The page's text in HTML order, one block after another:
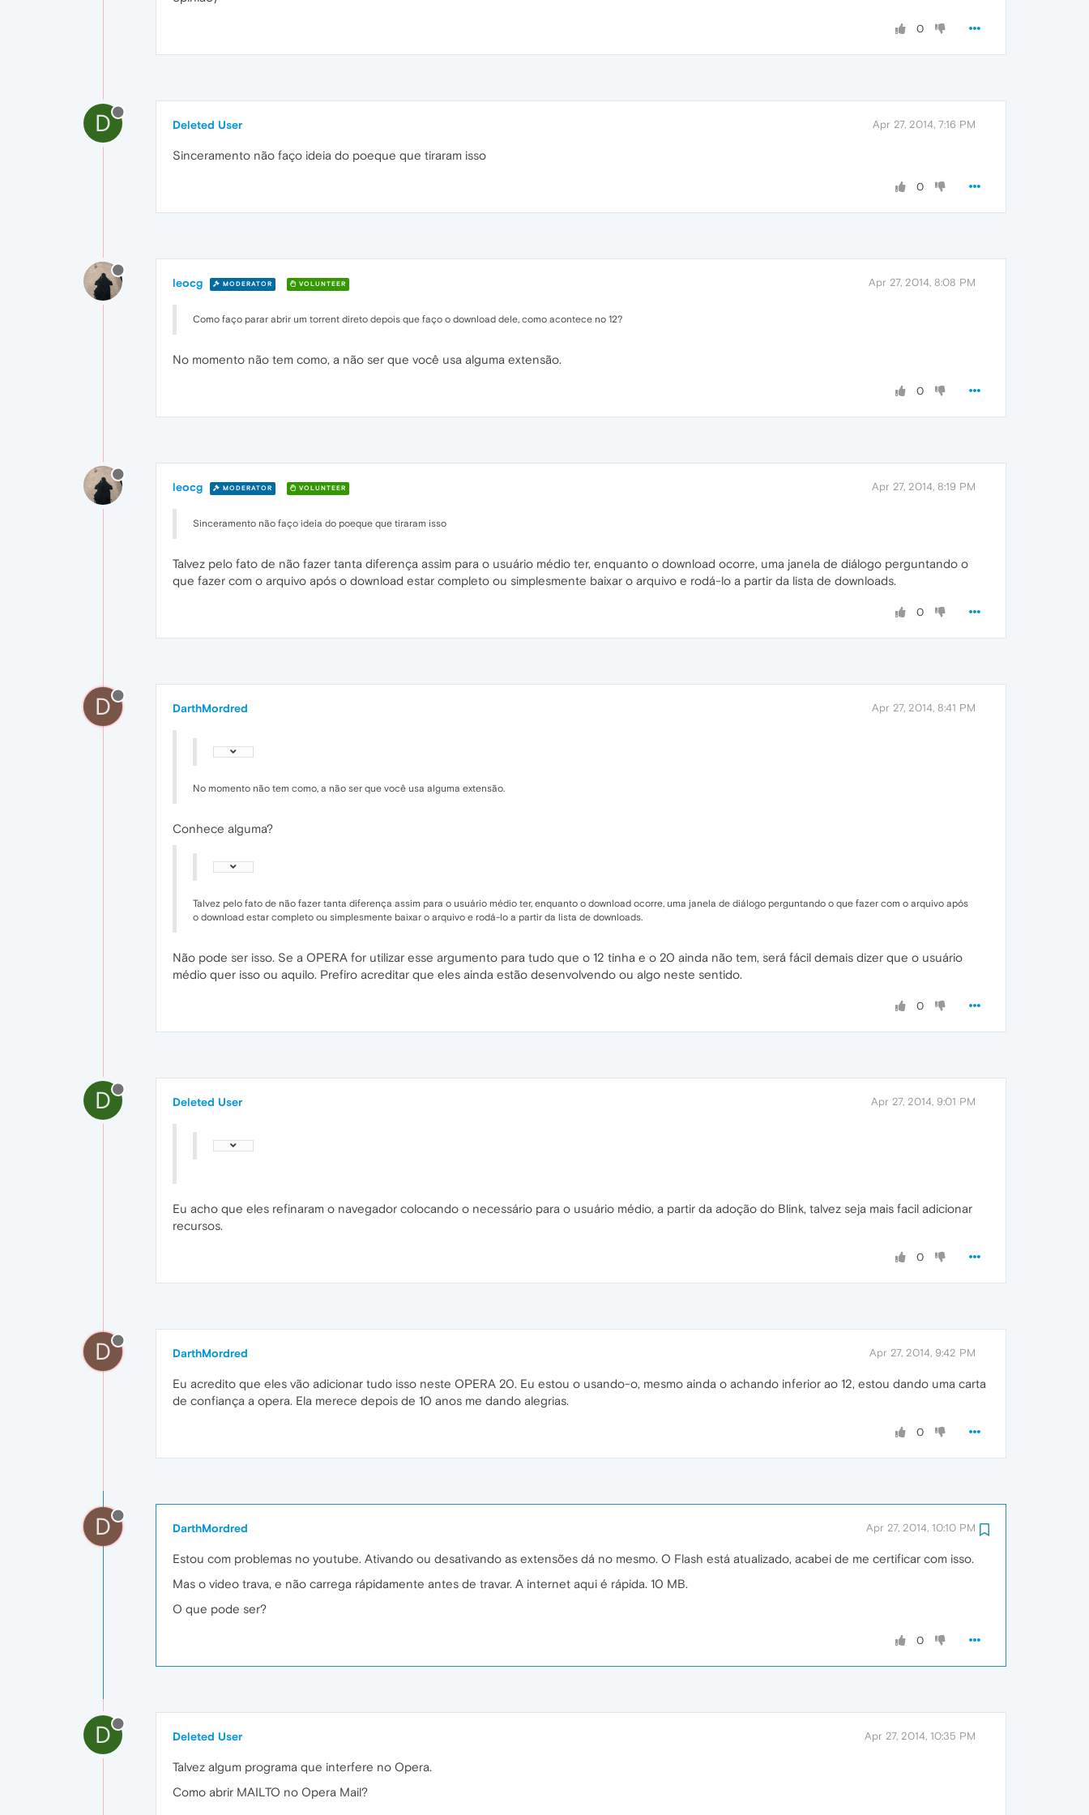
0
D Deleted User Apr 27, 2014, 7:16 PM
Sinceramento não faço ideia do poeque que tiraram isso
0
leocg MODERATOR VOLUNTEER Apr 27, 2014, 8:08 PM
Como faço parar abrir um torrent direto depois que faço o download dele, como acontece no 12?
No momento não tem como, a não ser que você usa alguma extensão.
0
leocg MODERATOR VOLUNTEER Apr 27, 2014, 8:19 PM
Sinceramento não faço ideia do poeque que tiraram isso
Talvez pelo fato de não fazer tanta diferença assim para o usuário médio ter, enquanto o download ocorre, uma janela de diálogo perguntando o
que fazer com o arquivo após o download estar completo ou simplesmente baixar o arquivo e rodá-lo a partir da lista de downloads.
0
D DarthMordred Apr 27, 2014, 8:41 PM
No momento não tem como, a não ser que você usa alguma extensão.
Conhece alguma?
Talvez pelo fato de não fazer tanta diferença assim para o usuário médio ter, enquanto o download ocorre, uma janela de diálogo perguntando o que fazer com o arquivo após
o download estar completo ou simplesmente baixar o arquivo e rodá-lo a partir da lista de downloads.
Não pode ser isso. Se a OPERA for utilizar esse argumento para tudo que o 12 tinha e o 20 ainda não tem, será fácil demais dizer que o usuário
médio quer isso ou aquilo. Prefiro acreditar que eles ainda estão desenvolvendo ou algo neste sentido.
0
D Deleted User Apr 27, 2014, 9:01 PM
Eu acho que eles refinaram o navegador colocando o necessário para o usuário médio, a partir da adoção do Blink, talvez seja mais facil adicionar
recursos.
0
D DarthMordred Apr 27, 2014, 9:42 PM
Eu acredito que eles vão adicionar tudo isso neste OPERA 20. Eu estou o usando-o, mesmo ainda o achando inferior ao 12, estou dando uma carta
de confiança a opera. Ela merece depois de 10 anos me dando alegrias.
0
D DarthMordred Apr 27, 2014, 10:10 PM
Estou com problemas no youtube. Ativando ou desativando as extensões dá no mesmo. O Flash está atualizado, acabei de me certificar com isso.
Mas o video trava, e não carrega rápidamente antes de travar. A internet aqui é rápida. 10 MB.
O que pode ser?
0
D Deleted User Apr 27, 2014, 10:35 PM
Talvez algum programa que interfere no Opera.
Como abrir MAILTO no Opera Mail?